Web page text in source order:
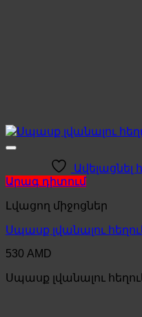
Արագ դիտում
Լվացող միջոցներ
Սպասք լվանալու
530 AMD
Սպասք լվանալու